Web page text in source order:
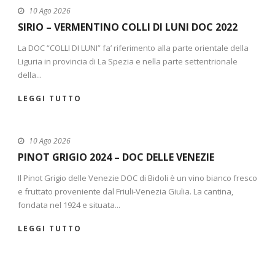
10 Ago 2026
SIRIO – VERMENTINO COLLI DI LUNI DOC 2022
La DOC “COLLI DI LUNI” fa’ riferimento alla parte orientale della
Liguria in provincia di La Spezia e nella parte settentrionale
della...
LEGGI TUTTO
10 Ago 2026
PINOT GRIGIO 2024 – DOC DELLE VENEZIE
Il Pinot Grigio delle Venezie DOC di Bidoli è un vino bianco fresco
e fruttato proveniente dal Friuli-Venezia Giulia. La cantina,
fondata nel 1924 e situata...
LEGGI TUTTO